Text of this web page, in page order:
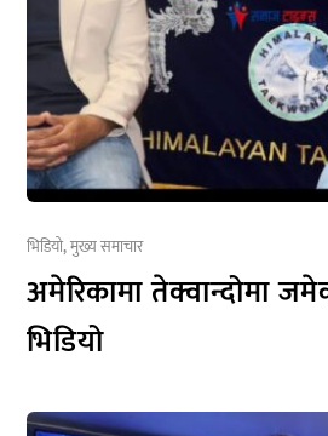
भिडियो,मुख्य समाचार
अमेरिकामा तेक्वान्दोमा
भिडियो